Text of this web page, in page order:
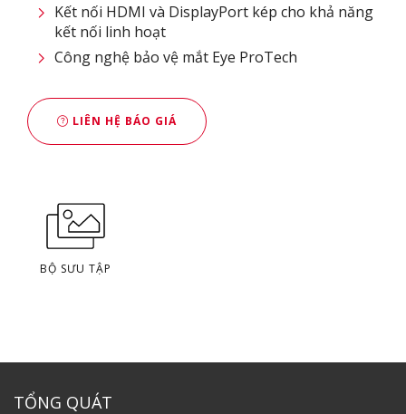
Kết nối HDMI và DisplayPort kép cho khả năng
kết nối linh hoạt
Công nghệ bảo vệ mắt Eye ProTech
LIÊN HỆ BÁO GIÁ
BỘ SƯU TẬP
TỔNG QUÁT